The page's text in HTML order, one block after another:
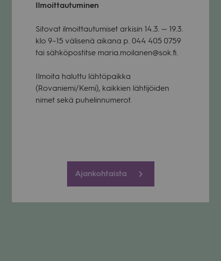
Ilmoit­tau­tu­mi­nen
Sito­vat ilmoit­tau­tu­mi­set arki­sin 14.3. — 19.3.
klo 9–15 väli­senä aikana p. 044 405 0759
tai säh­kö­pos­titse maria.moilanen@sok.fi.
Ilmoita haluttu läh­tö­paikka
(Rovaniemi/Kemi), kaik­kien läh­ti­jöi­den
nimet sekä puhe­lin­nu­me­rot.
Ajankohtaista